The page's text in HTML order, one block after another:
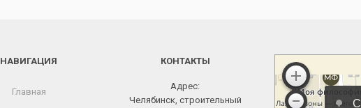
НАВИГАЦИЯ
Главная
КОНТАКТЫ
Адрес:
Челябинск, строительный